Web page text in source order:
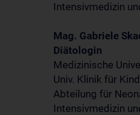
Intensivmedizin
Mag. Gabriele
Diätologin
Medizinische
Univ. Klinik für
Abteilung für
Intensivmedizin